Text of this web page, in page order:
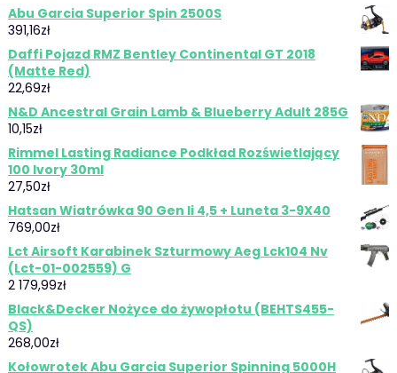
Abu Garcia Superior Spin 2500S
391,16zł
Daffi Pojazd RMZ Bentley Continental GT 2018
(Matte Red)
22,69zł
N&D Ancestral Grain Lamb & Blueberry Adult 285G
10,15zł
Rimmel Lasting Radiance Podkład Rozświetlający
100 Ivory 30ml
27,50zł
Hatsan Wiatrówka 90 Gen Ii 4,5 + Luneta 3-9X40
769,00zł
Lct Airsoft Karabinek Szturmowy Aeg Lck104 Nv
(Lct-01-002559) G
2 179,99zł
Black&Decker Nożyce do żywopłotu (BEHTS455-
QS)
268,00zł
Kołowrotek Abu Garcia Superior Spinning 5000H